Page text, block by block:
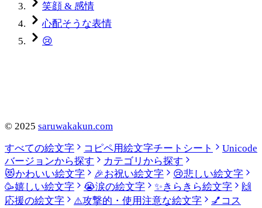
笑顔 & 感情
心配そうな表情
😢
© 2025 saruwakakun.com
すべての絵文字
コピペ用絵文字チートシート
Unicode
バージョンから探す
カテゴリから探す
😻かわいい絵文字 🎉お祝い絵文字 😢悲しい絵文字
🥳嬉しい絵文字 😭涙の絵文字 ✨きらきら絵文字
🙌
応援の絵文字
⚠️攻撃的・使用注意な絵文字 💅 コス